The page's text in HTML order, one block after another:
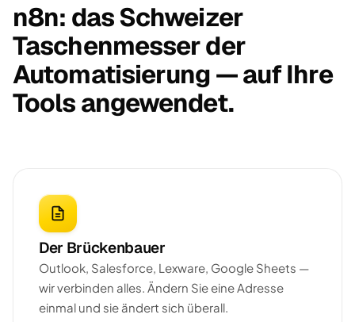
n8n: das Schweizer
Taschenmesser der
Automatisierung — auf Ihre
Tools angewendet.
Der Brückenbauer
Outlook, Salesforce, Lexware, Google Sheets —
wir verbinden alles. Ändern Sie eine Adresse
einmal und sie ändert sich überall.